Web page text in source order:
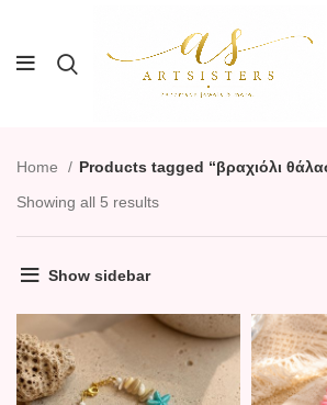
Home
Products tagged “βραχιόλι
Showing all 5 results
Show sidebar